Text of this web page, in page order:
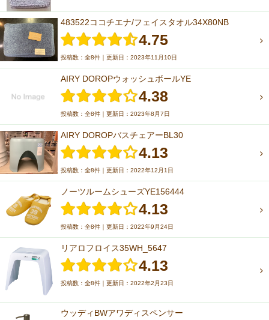
483522ココチエナ/フェイスタオル34X80NB
4.75
投稿数：全8件｜更新日：2023年11月10日
AIRY DOROPウォッシュボールYE
4.38
投稿数：全8件｜更新日：2023年8月7日
AIRY DOROPバスチェアーBL30
4.13
投稿数：全8件｜更新日：2022年12月1日
ノーツルームシューズYE156444
4.13
投稿数：全8件｜更新日：2022年9月24日
リアロフロイス35WH_5647
4.13
投稿数：全8件｜更新日：2022年2月23日
ウッディBWアワディスペンサー